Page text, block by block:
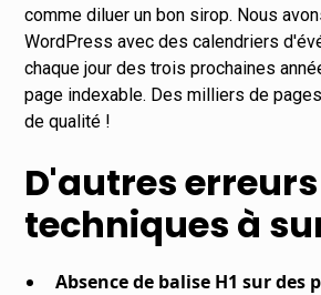
comme diluer un bon sirop. Nous
WordPress avec des calendriers
chaque jour des trois prochaines
page indexable. Des milliers de
de qualité !
D'autres erreurs
techniques à
Absence de balise H1 sur des